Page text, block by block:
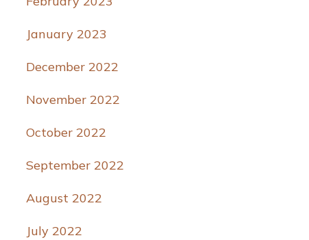
January 2023
December 2022
November 2022
October 2022
September 2022
August 2022
July 2022